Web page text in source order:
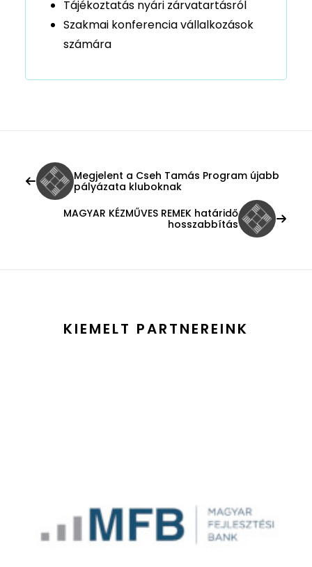
Tájékoztatás nyári zárvatartásról
Szakmai konferencia vállalkozások
számára
Megjelent a Cseh Tamás Program újabb
pályázata kluboknak
MAGYAR KÉZMŰVES REMEK határidő
hosszabbítás
KIEMELT PARTNEREINK